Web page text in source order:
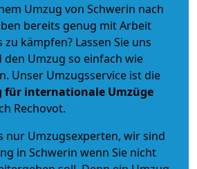
Umzug von Schwerin nach
bereits genug mit Arbeit
kämpfen? Lassen Sie uns
Umzug so einfach wie
Unser Umzugsservice ist die
für internationale Umzüge
Rechovot.
nur Umzugsexperten, wir sind
in Schwerin wenn Sie nicht